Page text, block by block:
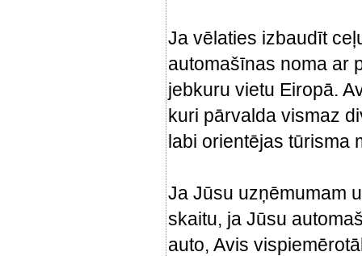
Ja vēlaties izbaudīt
automašīnas noma ar
jebkuru vietu Eiropā.
kuri pārvalda vismaz
labi orientējas tūrisma
Ja Jūsu uzņēmumam
skaitu, ja Jūsu
auto, Avis